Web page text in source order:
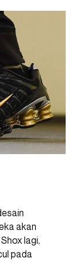
akan
lagi,
pada